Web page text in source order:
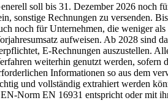
soll bis 31. Dezember 2026 noch
sonstige Rechnungen zu versenden.
noch für Unternehmen, die weniger
aufweisen. Ab 2028 sind
E-Rechnungen auszustellen.
weiterhin genutzt werden, sofern
Informationen so aus dem
und vollständig extrahiert werden
Norm EN 16931 entspricht oder mit